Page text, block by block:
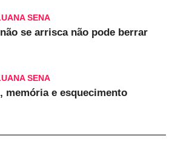
SENA
se arrisca não pode berrar
SENA
memória e esquecimento